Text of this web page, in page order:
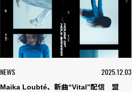
NEWS 2025.12.03
Maika Loubté、新曲“Vital”配信 盟